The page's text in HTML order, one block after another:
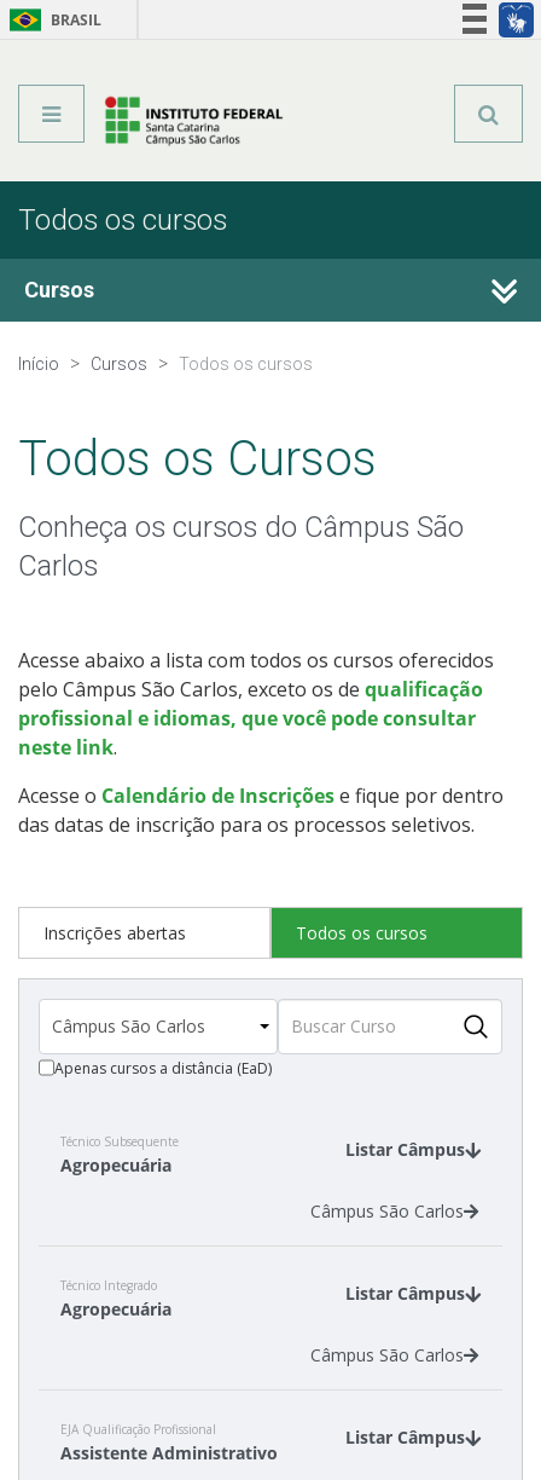
BRASIL
Todos os cursos
Cursos
Técnicos Integrados
Técnicos Subsequentes
Qualificação Profissional e Idiomas
Graduação
Especialização
Educação a Distância
Processo de Inscrição
Resultados
Como posso estudar no IFSC?
Processos Seletivos
Inscrições e acompanhamento
Início Cursos Todos os cursos
Todos os Cursos
Conheça os cursos do Câmpus São
Carlos
Acesse abaixo a lista com todos os cursos oferecidos
pelo Câmpus São Carlos, exceto os de qualificação
profissional e idiomas, que você pode consultar
neste link.
Acesse o Calendário de Inscriçõese fique por dentro
das datas de inscrição para os processos seletivos.
Inscrições abertas Todos os cursos
Apenas cursos a distância (EaD)
Técnico Subsequente
Agropecuária
Listar Câmpus
Câmpus São Carlos
Técnico Integrado
Agropecuária
Listar Câmpus
Câmpus São Carlos
EJA Qualificação Profissional
Assistente Administrativo
Listar Câmpus